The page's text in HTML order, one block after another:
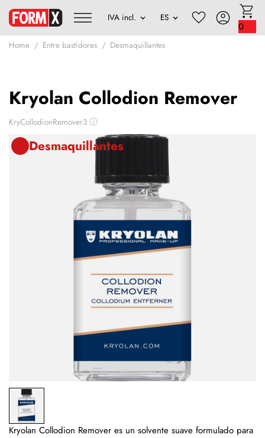
0
Home Entre bastidores Desmaquillantes
Kryolan Collodion Remover
KryCollodionRemover3 ⓘ
Desmaquillantes
Kryolan Collodion Remover es un solvente suave formulado para